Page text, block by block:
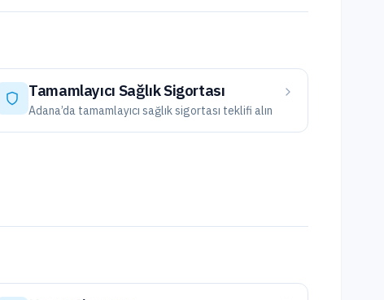
Tamamlayıcı Sağlık Sigortası
Adana’da tamamlayıcı sağlık sigortası teklifi alın